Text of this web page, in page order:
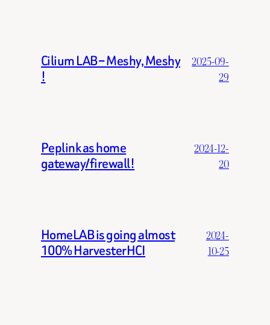
Cilium LAB – Meshy, Meshy
!
2025-09-
29
Peplink as home
gateway/firewall!
2024-12-
20
HomeLAB is going almost
100% HarvesterHCI
2024-
10-25